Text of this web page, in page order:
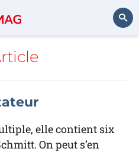
elle contient six
On peut s’en